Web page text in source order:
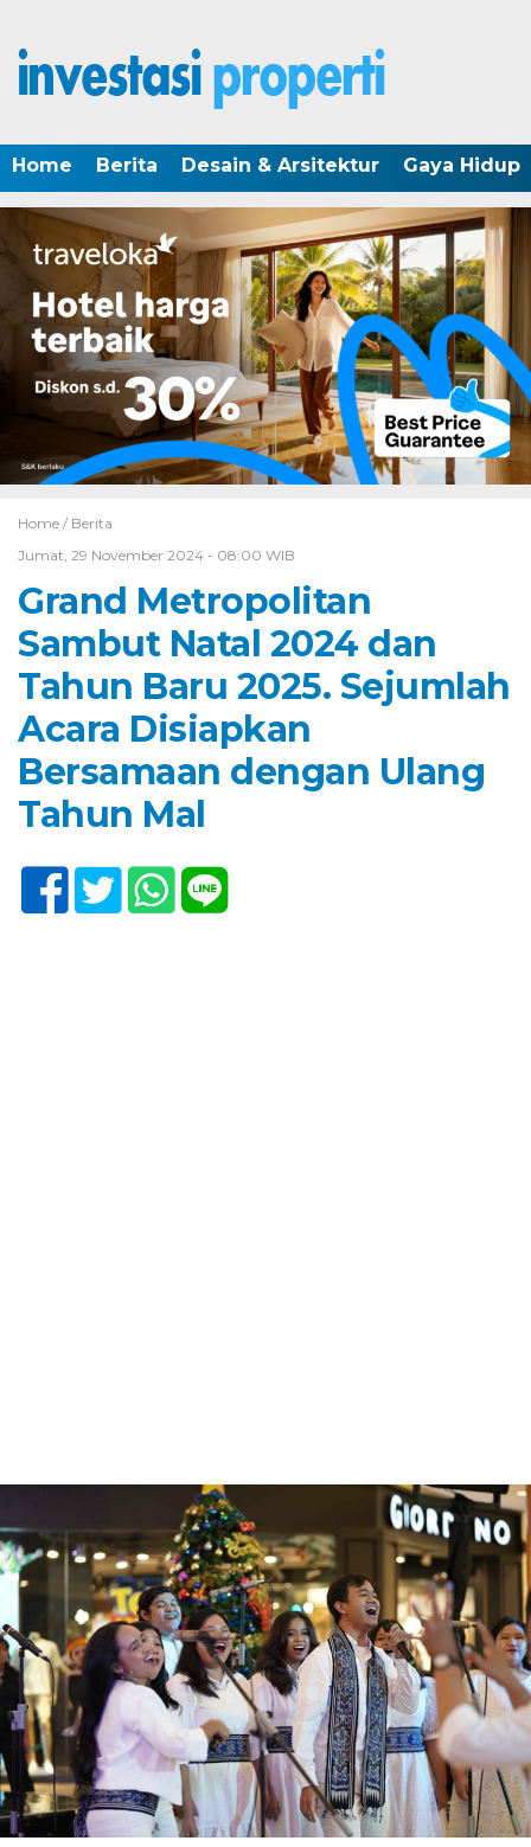
Home Berita Desain & Arsitektur Gaya Hidup
Home / Berita
Jumat, 29 November 2024 - 08:00 WIB
Grand Metropolitan
Sambut Natal 2024 dan
Tahun Baru 2025. Sejumlah
Acara Disiapkan
Bersamaan dengan Ulang
Tahun Mal